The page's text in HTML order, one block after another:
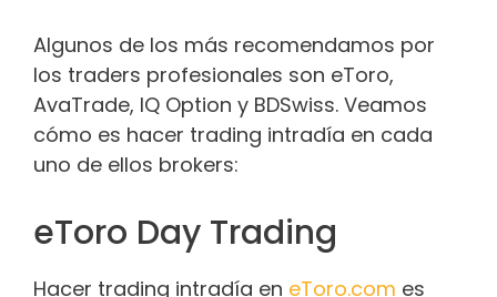
Algunos de los más recomendamos por
los traders profesionales son eToro,
AvaTrade, IQ Option y BDSwiss. Veamos
cómo es hacer trading intradía en cada
uno de ellos brokers:
eToro Day Trading
Hacer trading intradía en eToro.com es